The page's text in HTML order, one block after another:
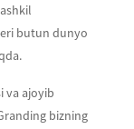
butun dunyo
va ajoyib
bizning